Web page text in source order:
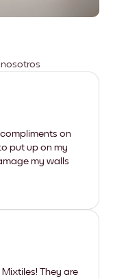
on
put up on my
my walls
They are